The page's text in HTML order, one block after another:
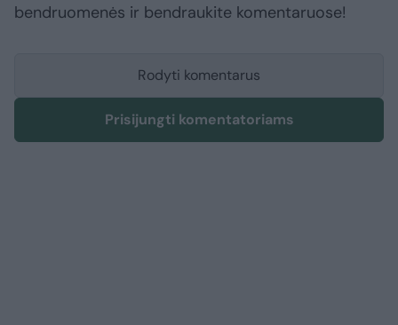
bendruomenės ir bendraukite komentaruose!
Rodyti komentarus
Prisijungti komentatoriams